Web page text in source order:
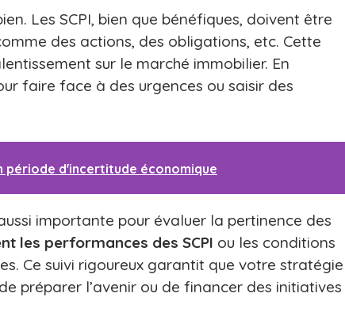
Les SCPI, bien que bénéfiques, doivent être
des actions, des obligations, etc. Cette
sur le marché immobilier. En
faire face à des urgences ou saisir des
période d'incertitude économique
importante pour évaluer la pertinence des
les performances des SCPI ou les conditions
Ce suivi rigoureux garantit que votre stratégie
préparer l’avenir ou de financer des initiatives